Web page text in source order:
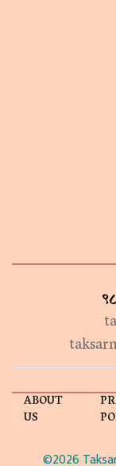
ABOUT
US
©2026